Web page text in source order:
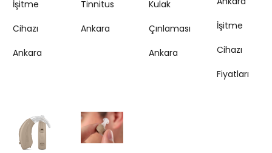
İşitme
Cihazı
Ankara
Tinnitus
Ankara
Kulak
Çınlaması
Ankara
İşitme
Cihazı
Fiyatları